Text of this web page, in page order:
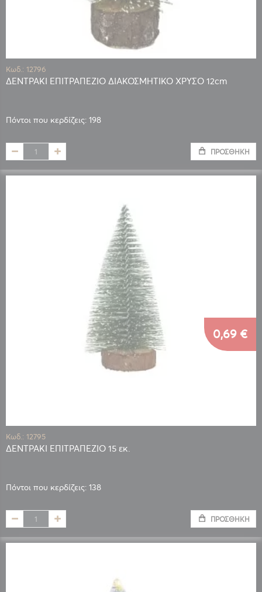
Κωδ.: 12796
ΔΕΝΤΡΑΚΙ ΕΠΙΤΡΑΠΕΖΙΟ ΔΙΑΚΟΣΜΗΤΙΚΟ ΧΡΥΣΟ 12cm
Πόντοι που κερδίζεις: 198
ΠΡΟΣΘΉΚΗ
Κωδ.: 12795
ΔΕΝΤΡΑΚΙ ΕΠΙΤΡΑΠΕΖΙΟ 15 εκ.
Πόντοι που κερδίζεις: 138
0,69 €
ΠΡΟΣΘΉΚΗ